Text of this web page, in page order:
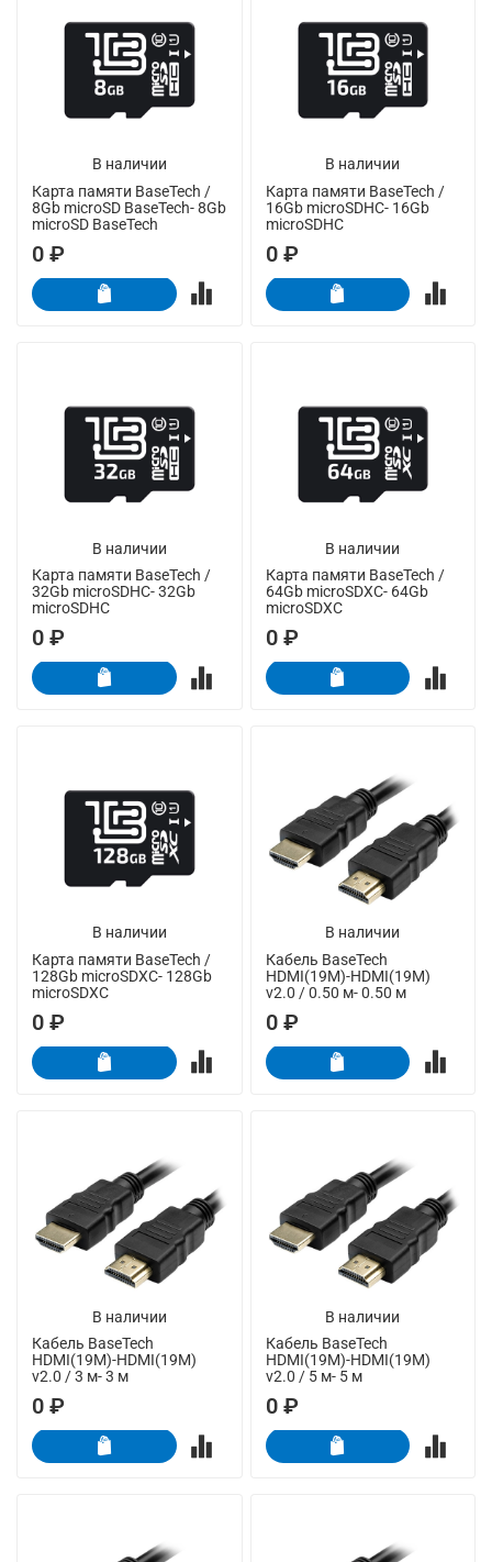
В наличии
Карта памяти BaseTech /
8Gb microSD BaseTech- 8Gb
microSD BaseTech
0 ₽
В наличии
Карта памяти BaseTech /
16Gb microSDHC- 16Gb
microSDHC
0 ₽
В наличии
Карта памяти BaseTech /
32Gb microSDHC- 32Gb
microSDHC
0 ₽
В наличии
Карта памяти BaseTech /
64Gb microSDXC- 64Gb
microSDXC
0 ₽
В наличии
Карта памяти BaseTech /
128Gb microSDXC- 128Gb
microSDXC
0 ₽
В наличии
Кабель BaseTech
HDMI(19M)-HDMI(19M)
v2.0 / 0.50 м- 0.50 м
0 ₽
В наличии
Кабель BaseTech
HDMI(19M)-HDMI(19M)
v2.0 / 3 м- 3 м
0 ₽
В наличии
Кабель BaseTech
HDMI(19M)-HDMI(19M)
v2.0 / 5 м- 5 м
0 ₽